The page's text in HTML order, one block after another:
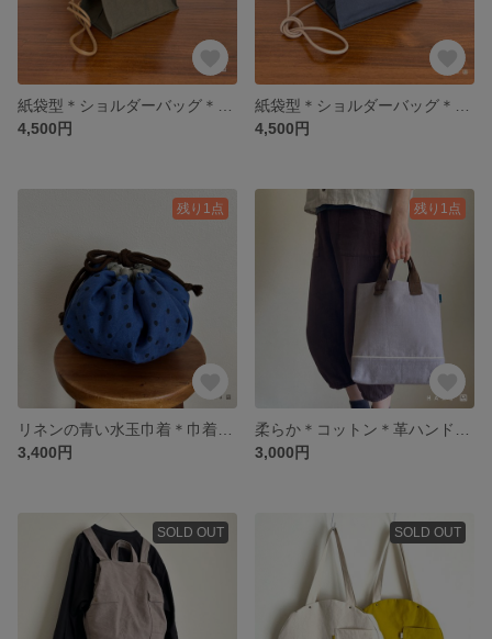
4,500円
4,500円
残り1点
3,400円
残り1点
3,000円
SOLD OUT SOLD OUT